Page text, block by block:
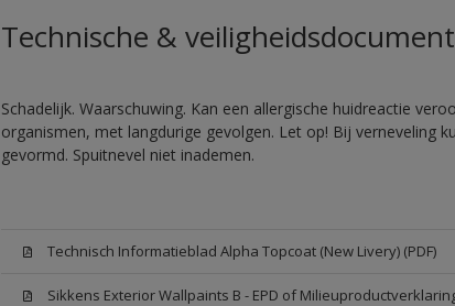
Technische &
Schadelijk. Waarschuwing. Kan een allergische huidreactie
organismen, met langdurige gevolgen. Let op! Bij verneveling
gevormd. Spuitnevel niet inademen.
Technisch Informatieblad Alpha Topcoat (New Livery) (PDF)
Sikkens Exterior Wallpaints B - EPD of